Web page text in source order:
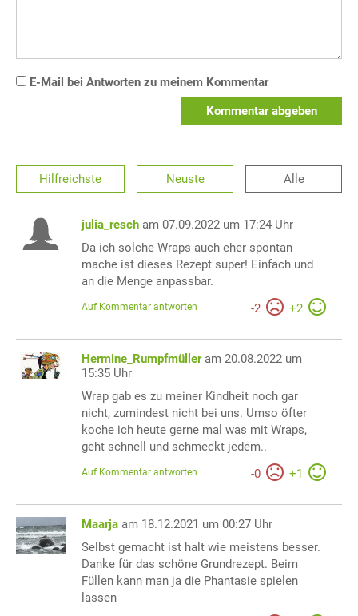
E-Mail bei Antworten zu meinem Kommentar
Kommentar abgeben
Hilfreichste Neuste Alle
julia_resch am 07.09.2022 um 17:24 Uhr
Da ich solche Wraps auch eher spontan
mache ist dieses Rezept super! Einfach und
an die Menge anpassbar.
-2 +2
Auf Kommentar antworten
Hermine_Rumpfmüller am 20.08.2022 um
15:35 Uhr
Wrap gab es zu meiner Kindheit noch gar
nicht, zumindest nicht bei uns. Umso öfter
koche ich heute gerne mal was mit Wraps,
geht schnell und schmeckt jedem..
-0 +1
Auf Kommentar antworten
Maarja am 18.12.2021 um 00:27 Uhr
Selbst gemacht ist halt wie meistens besser.
Danke für das schöne Grundrezept. Beim
Füllen kann man ja die Phantasie spielen
lassen